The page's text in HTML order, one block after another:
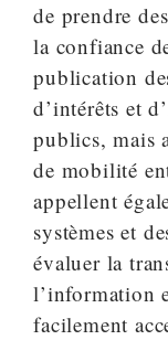
de prendre
la confiance
publication
d’intérêts et
publics, mais
de mobilité
appellent
systèmes et
évaluer la
l’information
facilement